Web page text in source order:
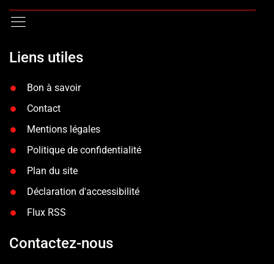
Liens utiles
Bon à savoir
Contact
Mentions légales
Politique de confidentialité
Plan du site
Déclaration d'accessibilité
Flux RSS
Contactez-nous